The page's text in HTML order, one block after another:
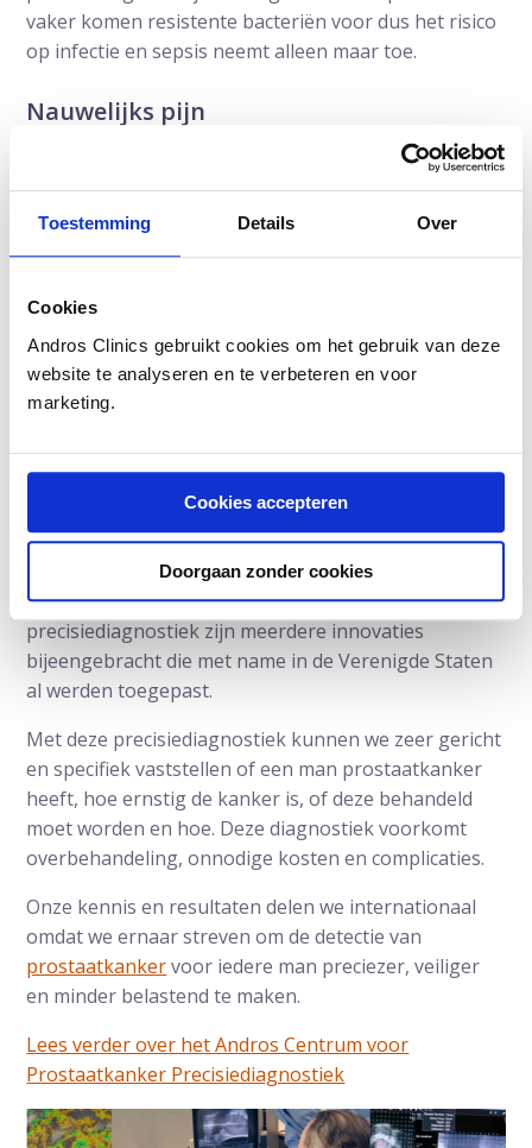
Toestemming Details Over
Cookies
Andros Clinics gebruikt cookies om het gebruik van deze
website te analyseren en te verbeteren en voor
marketing.
Cookies accepteren
Doorgaan zonder cookies
vaker komen resistente bacteriën voor dus het risico
op infectie en sepsis neemt alleen maar toe.
Nauwelijks pijn
De fusie-biopsie wordt onder lokale verdoving
pijn te beoordelen. Op een schaal van 0 (geheel geen
De biopsie zelf scoorde gemiddeld een 1,19. De
“Als het om pijn gaat, ben ik enorm gevoelig. Ik zag
daardoor erg op tegen de biopsie. Het viel me 100%
Dingemans.
Prostaatkanker beter opsporen
Eind 2015 is Andros gestart met haar Centrum voor
Prostaatkanker Precisiediagnostiek. Voor deze
precisiediagnostiek zijn meerdere innovaties
bijeengebracht die met name in de Verenigde Staten
al werden toegepast.
Met deze precisiediagnostiek kunnen we zeer gericht
en specifiek vaststellen of een man prostaatkanker
heeft, hoe ernstig de kanker is, of deze behandeld
moet worden en hoe. Deze diagnostiek voorkomt
overbehandeling, onnodige kosten en complicaties.
Onze kennis en resultaten delen we internationaal
omdat we ernaar streven om de detectie van
prostaatkankervoor iedere man preciezer, veiliger
en minder belastend te maken.
Lees verder over het Andros Centrum voor
Prostaatkanker Precisiediagnostiek